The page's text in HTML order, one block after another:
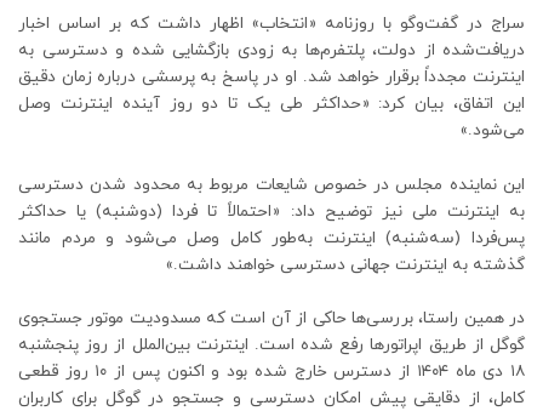
سراج در گفت‌وگو با روزنامه «انتخاب» اظهار داشت که بر اساس اخبار
دریافت‌شده از دولت، پلتفرم‌ها به زودی بازگشایی شده و دسترسی به
اینترنت مجدداً برقرار خواهد شد. او در پاسخ به پرسشی درباره زمان دقیق
این اتفاق، بیان کرد: «حداکثر طی یک تا دو روز آینده اینترنت وصل
می‌شود.»
این نماینده مجلس در خصوص شایعات مربوط به محدود شدن دسترسی
به اینترنت ملی نیز توضیح داد: «احتمالاً تا فردا (دوشنبه) یا حداکثر
پس‌فردا (سه‌شنبه) اینترنت به‌طور کامل وصل می‌شود و مردم مانند
گذشته به اینترنت جهانی دسترسی خواهند داشت.»
در همین راستا، بررسی‌ها حاکی از آن است که مسدودیت موتور جستجوی
گوگل از طریق اپراتورها رفع شده است. اینترنت بین‌الملل از روز پنجشنبه
۱۸ دی ماه ۱۴۰۴ از دسترس خارج شده بود و اکنون پس از ۱۰ روز قطعی
کامل، از دقایقی پیش امکان دسترسی و جستجو در گوگل برای کاربران